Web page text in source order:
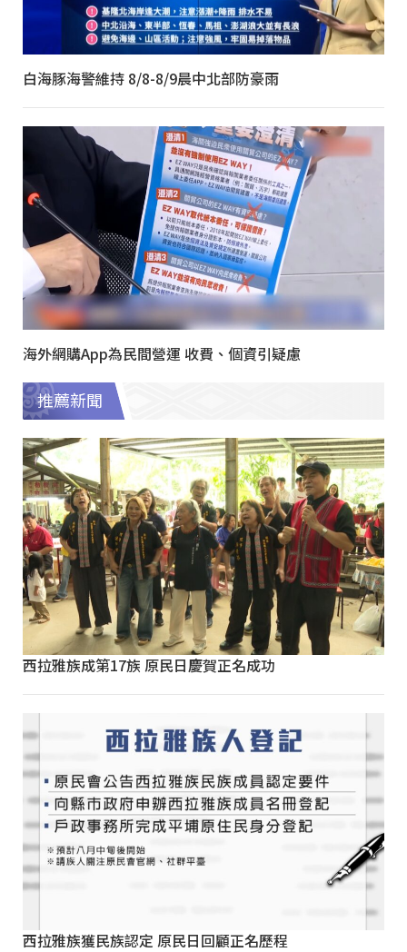
白海豚海警維持 8/8-8/9晨中北部防豪雨
海外網購App為民間營運 收費、個資引疑慮
推薦新聞
西拉雅族成第17族 原民日慶賀正名成功
西拉雅族獲民族認定 原民日回顧正名歷程